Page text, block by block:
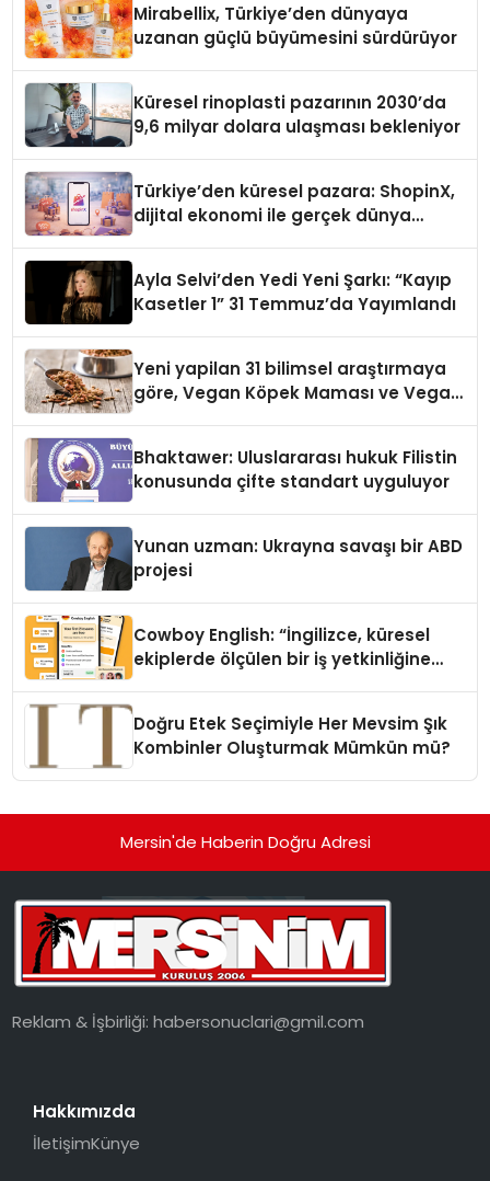
Mirabellix, Türkiye’den dünyaya
uzanan güçlü büyümesini sürdürüyor
Küresel rinoplasti pazarının 2030’da
9,6 milyar dolara ulaşması bekleniyor
Türkiye’den küresel pazara: ShopinX,
dijital ekonomi ile gerçek dünya
Ayla Selvi’den Yedi Yeni Şarkı: “Kayıp
Kasetler 1” 31 Temmuz’da Yayımlandı
Yeni yapilan 31 bilimsel araştırmaya
göre, Vegan Köpek Maması ve Vegan
Bhaktawer: Uluslararası hukuk Filistin
konusunda çifte standart uyguluyor
Yunan uzman: Ukrayna savaşı bir ABD
projesi
Cowboy English: “İngilizce, küresel
ekiplerde ölçülen bir iş yetkinliğine
Doğru Etek Seçimiyle Her Mevsim Şık
Kombinler Oluşturmak Mümkün mü?
Mersin'de Haberin Doğru Adresi
Reklam & İşbirliği:habersonuclari@gmil.com
Hakkımızda
İletişimKünye